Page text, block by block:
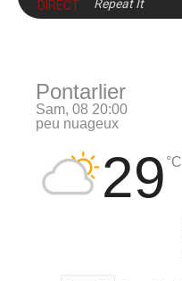
DIRECT
Repeat It
Pontarlier
Sam, 08 20:00
peu nuageux
29 °C